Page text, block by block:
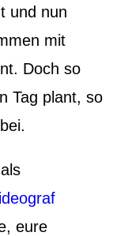
und nun
mit
Doch so
Tag plant, so
eure